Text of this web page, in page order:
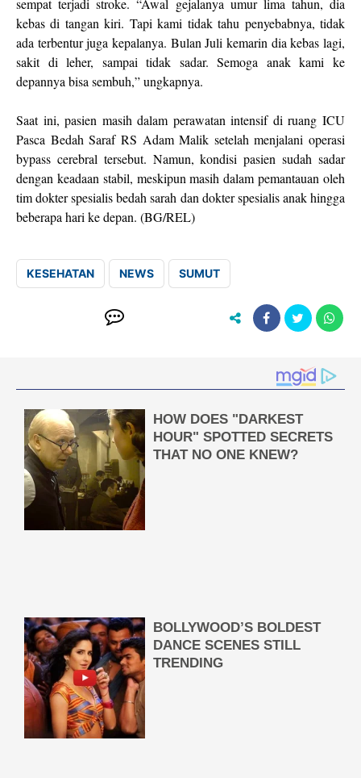
sempat terjadi stroke. “Awal gejalanya umur lima tahun, dia
kebas di tangan kiri. Tapi kami tidak tahu penyebabnya, tidak
ada terbentur juga kepalanya. Bulan Juli kemarin dia kebas lagi,
sakit di leher, sampai tidak sadar. Semoga anak kami ke
depannya bisa sembuh,” ungkapnya.
Saat ini, pasien masih dalam perawatan intensif di ruang ICU
Pasca Bedah Saraf RS Adam Malik setelah menjalani operasi
bypass cerebral tersebut. Namun, kondisi pasien sudah sadar
dengan keadaan stabil, meskipun masih dalam pemantauan oleh
tim dokter spesialis bedah sarah dan dokter spesialis anak hingga
beberapa hari ke depan. (BG/REL)
KESEHATAN NEWS SUMUT